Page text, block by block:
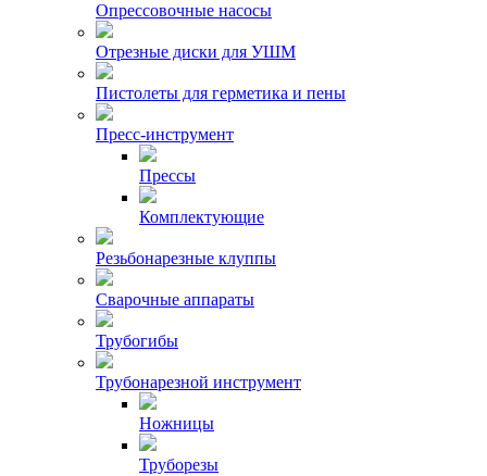
Опрессовочные насосы
Отрезные диски для УШМ
Пистолеты для герметика и пены
Пресс-инструмент
Прессы
Комплектующие
Резьбонарезные клуппы
Сварочные аппараты
Трубогибы
Трубонарезной инструмент
Ножницы
Труборезы